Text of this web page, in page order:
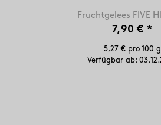
Fruchtgelees FIVE
7,90 € *
5,27 € pro 100 g
Verfügbar ab: